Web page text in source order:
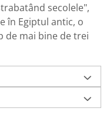
secolele",
în Egiptul antic, o
de mai bine de trei